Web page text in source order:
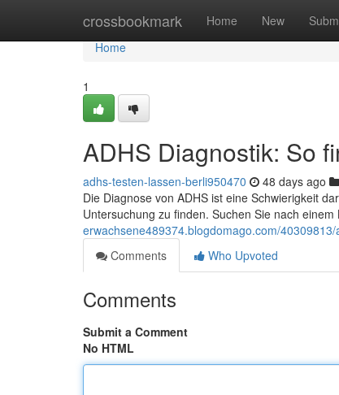
crossbookmark Home New
Home
Home
1
ADHS Diagnostik: So
adhs-testen-lassen-berli950470 48 days ago
Die Diagnose von ADHS ist eine Schwierigkeit
Untersuchung zu finden. Suchen Sie nach
erwachsene489374.blogdomago.com/
Comments
Who Upvoted
Comments
Submit a Comment
No HTML